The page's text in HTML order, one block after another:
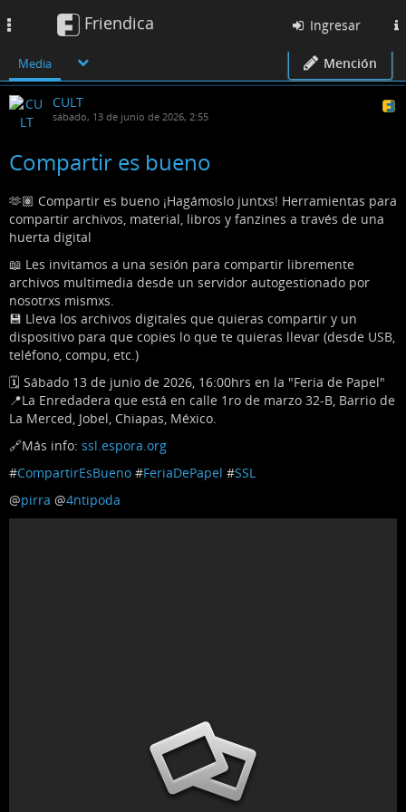
Friendica Ingresar
Media Mención
CULT
sábado, 13 de junio de 2026, 2:55
Compartir es bueno
🫶🏽 Compartir es bueno ¡Hagámoslo juntxs! Herramientas para
compartir archivos, material, libros y fanzines a través de una
huerta digital
📖 Les invitamos a una sesión para compartir libremente
archivos multimedia desde un servidor autogestionado por
nosotrxs mismxs.
💾 Lleva los archivos digitales que quieras compartir y un
dispositivo para que copies lo que te quieras llevar (desde USB,
teléfono, compu, etc.)
🗓️ Sábado 13 de junio de 2026, 16:00hrs en la "Feria de Papel"
📍La Enredadera que está en calle 1ro de marzo 32-B, Barrio de
La Merced, Jobel, Chiapas, México.
🔗Más info: ssl.espora.org
#CompartirEsBueno #FeriaDePapel #SSL
@pirra @4ntipoda